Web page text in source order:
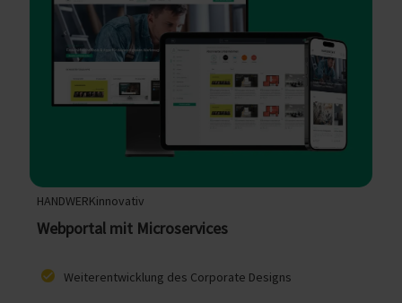
HANDWERKinnovativ
Webportal mit Microservices
Weiterentwicklung des Corporate Designs